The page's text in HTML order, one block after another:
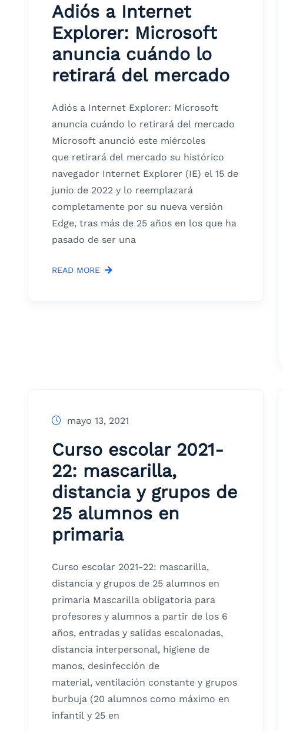
Adiós a Internet
Explorer: Microsoft
anuncia cuándo lo
retirará del mercado
Adiós a Internet Explorer: Microsoft
anuncia cuándo lo retirará del mercado
Microsoft anunció este miércoles
que retirará del mercado su histórico
navegador Internet Explorer (IE) el 15 de
junio de 2022 y lo reemplazará
completamente por su nueva versión
Edge, tras más de 25 años en los que ha
pasado de ser una
READ MORE
mayo 13, 2021
Curso escolar 2021-
22: mascarilla,
distancia y grupos de
25 alumnos en
primaria
Curso escolar 2021-22: mascarilla,
distancia y grupos de 25 alumnos en
primaria Mascarilla obligatoria para
profesores y alumnos a partir de los 6
años, entradas y salidas escalonadas,
distancia interpersonal, higiene de
manos, desinfección de
material, ventilación constante y grupos
burbuja (20 alumnos como máximo en
infantil y 25 en